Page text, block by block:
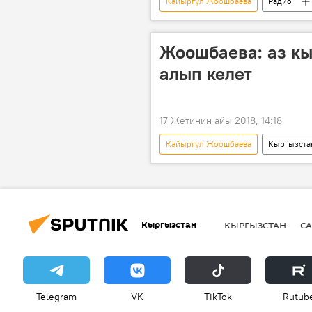
Жоошбаева: аз
алып келет
17 Жетинин айы 2018, 14:18
Кайыргүл Жоошбаева
Кыргызстан КЫРГЫЗСТАН
Telegram VK ТikТоk